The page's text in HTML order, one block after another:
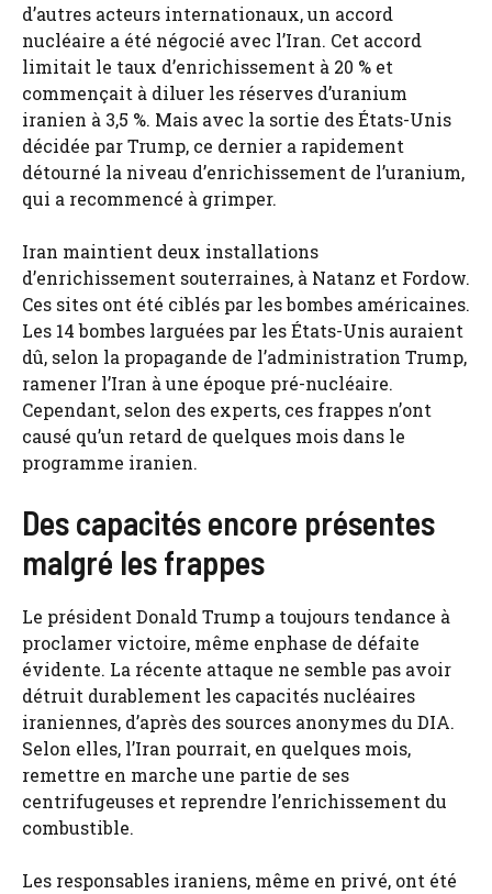
d’autres acteurs internationaux, un accord
nucléaire a été négocié avec l’Iran. Cet accord
limitait le taux d’enrichissement à 20 % et
commençait à diluer les réserves d’uranium
iranien à 3,5 %. Mais avec la sortie des États-Unis
décidée par Trump, ce dernier a rapidement
détourné la niveau d’enrichissement de l’uranium,
qui a recommencé à grimper.
Iran maintient deux installations
d’enrichissement souterraines, à Natanz et Fordow.
Ces sites ont été ciblés par les bombes américaines.
Les 14 bombes larguées par les États-Unis auraient
dû, selon la propagande de l’administration Trump,
ramener l’Iran à une époque pré-nucléaire.
Cependant, selon des experts, ces frappes n’ont
causé qu’un retard de quelques mois dans le
programme iranien.
Des capacités encore présentes
malgré les frappes
Le président Donald Trump a toujours tendance à
proclamer victoire, même enphase de défaite
évidente. La récente attaque ne semble pas avoir
détruit durablement les capacités nucléaires
iraniennes, d’après des sources anonymes du DIA.
Selon elles, l’Iran pourrait, en quelques mois,
remettre en marche une partie de ses
centrifugeuses et reprendre l’enrichissement du
combustible.
Les responsables iraniens, même en privé, ont été